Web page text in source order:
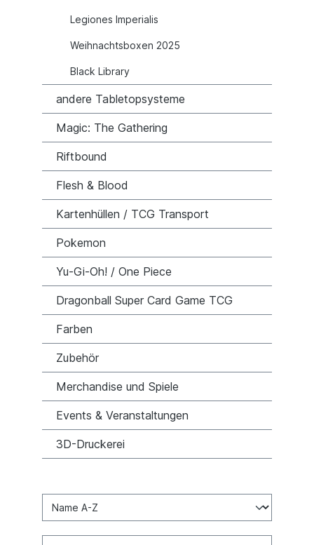
Legiones Imperialis
Weihnachtsboxen 2025
Black Library
andere Tabletopsysteme
Magic: The Gathering
Riftbound
Flesh & Blood
Kartenhüllen / TCG Transport
Pokemon
Yu-Gi-Oh! / One Piece
Dragonball Super Card Game TCG
Farben
Zubehör
Merchandise und Spiele
Events & Veranstaltungen
3D-Druckerei